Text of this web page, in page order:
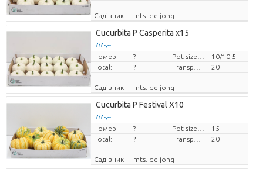
Садівник mts. de jong
Cucurbita P Casperita x15
??? -,--
Ціна за штуку
номер ?
10/10,5
Total:
? 20
Садівник mts. de jong
Cucurbita P Festival X10
??? -,--
Ціна за штуку
номер ?
15
Total:
? 20
Садівник mts. de jong